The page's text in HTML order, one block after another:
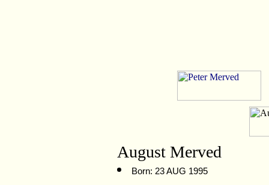
August Merved
Born: 23 AUG 1995